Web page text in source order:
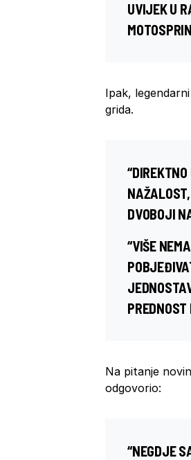
UVIJEK U
Ipak,
grida.
DVOBOJI
“VIŠE
Na pitanje
odgovorio:
“NEGDJE